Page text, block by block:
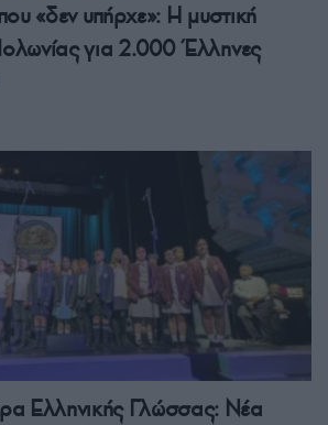
«δεν υπήρχε»: Η μυστική
για 2.000 Έλληνες
Ελληνικής Γλώσσας: Νέα